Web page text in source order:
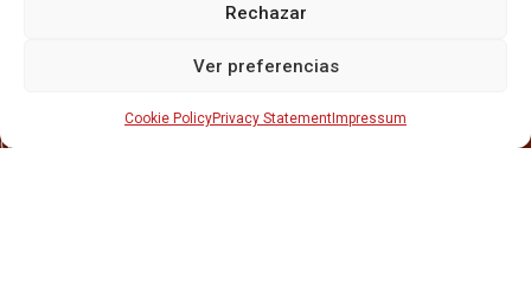
Rechazar
Ver preferencias
Cookie PolicyPrivacy Statement Impressum
REPARTO EN BARCELONA
CARTAS DE CERVEZAS Y VINO
CATAS Y FORMACIONES